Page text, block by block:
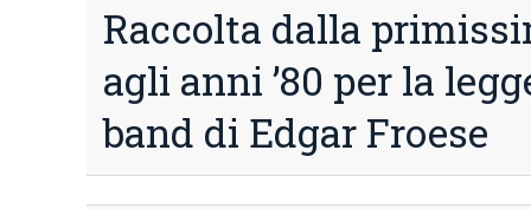
Raccolta dalla
agli anni ’80 per la
band di Edgar Froese